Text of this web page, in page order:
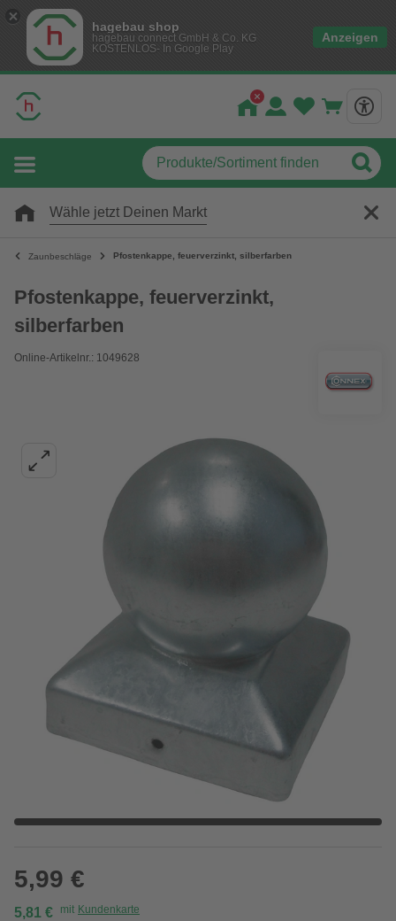
hagebau shop
hagebau connect GmbH & Co. KG
KOSTENLOS- In Google Play
Anzeigen
Wähle jetzt Deinen Markt
Zaunbeschläge Pfostenkappe, feuerverzinkt, silberfarben
Pfostenkappe, feuerverzinkt,
silberfarben
Online-Artikelnr.: 1049628
5,99 €
5,81 € mit Kundenkarte